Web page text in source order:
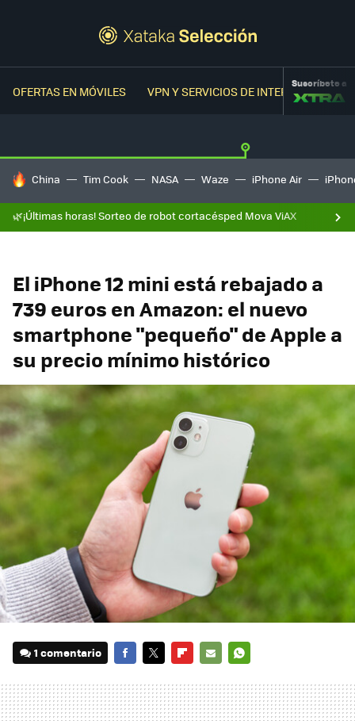
OFERTAS EN MÓVILES VPN Y SERVICIOS DE INTERNETSuscríbete a
HOY SE HABLA DE
China Tim Cook NASA Waze iPhone Air
🌿¡Últimas horas! Sorteo de robot cortacésped Mova ViAX
El iPhone 12 mini está rebajado a
739 euros en Amazon: el nuevo
smartphone "pequeño" de Apple a
su precio mínimo histórico
1 comentario
MAIL